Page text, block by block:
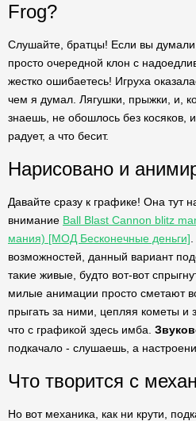
Frog?
Слушайте, братцы! Если вы
просто очередной клон с
жестко ошибаетесь! Игруха
чем я думал. Лягушки, прыжки, и,
знаешь, не обошлось без косяков,
радует, а что бесит.
Нарисовано и
Давайте сразу к графике! Она тут
внимание Ball Blast Cannon blitz
мания) [МОД Бесконечные деньги]
возможностей, данный вариант
такие живые, будто вот-вот
милые анимации просто сметают
прыгать за ними, цепляя кометы и
что с графикой здесь имба.
подкачало - слушаешь, а
Что творится с
Но вот механика, как ни крути,